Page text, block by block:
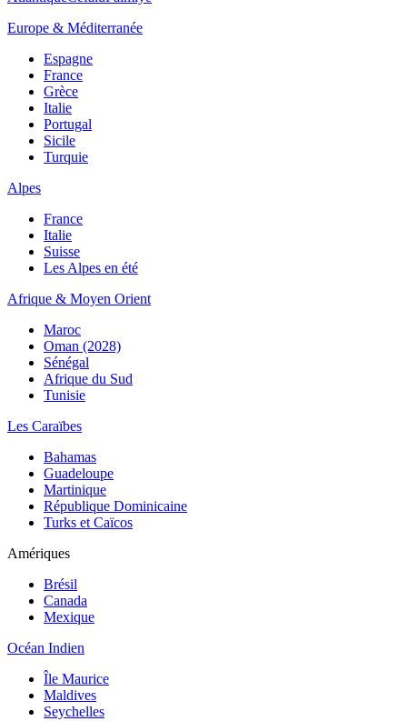
Europe & Méditerranée
Espagne
France
Grèce
Italie
Portugal
Sicile
Turquie
Alpes
France
Italie
Suisse
Les Alpes en été
Afrique & Moyen Orient
Maroc
Oman (2028)
Sénégal
Afrique du Sud
Tunisie
Les Caraïbes
Bahamas
Guadeloupe
Martinique
République Dominicaine
Turks et Caïcos
Amériques
Brésil
Canada
Mexique
Océan Indien
Île Maurice
Maldives
Seychelles